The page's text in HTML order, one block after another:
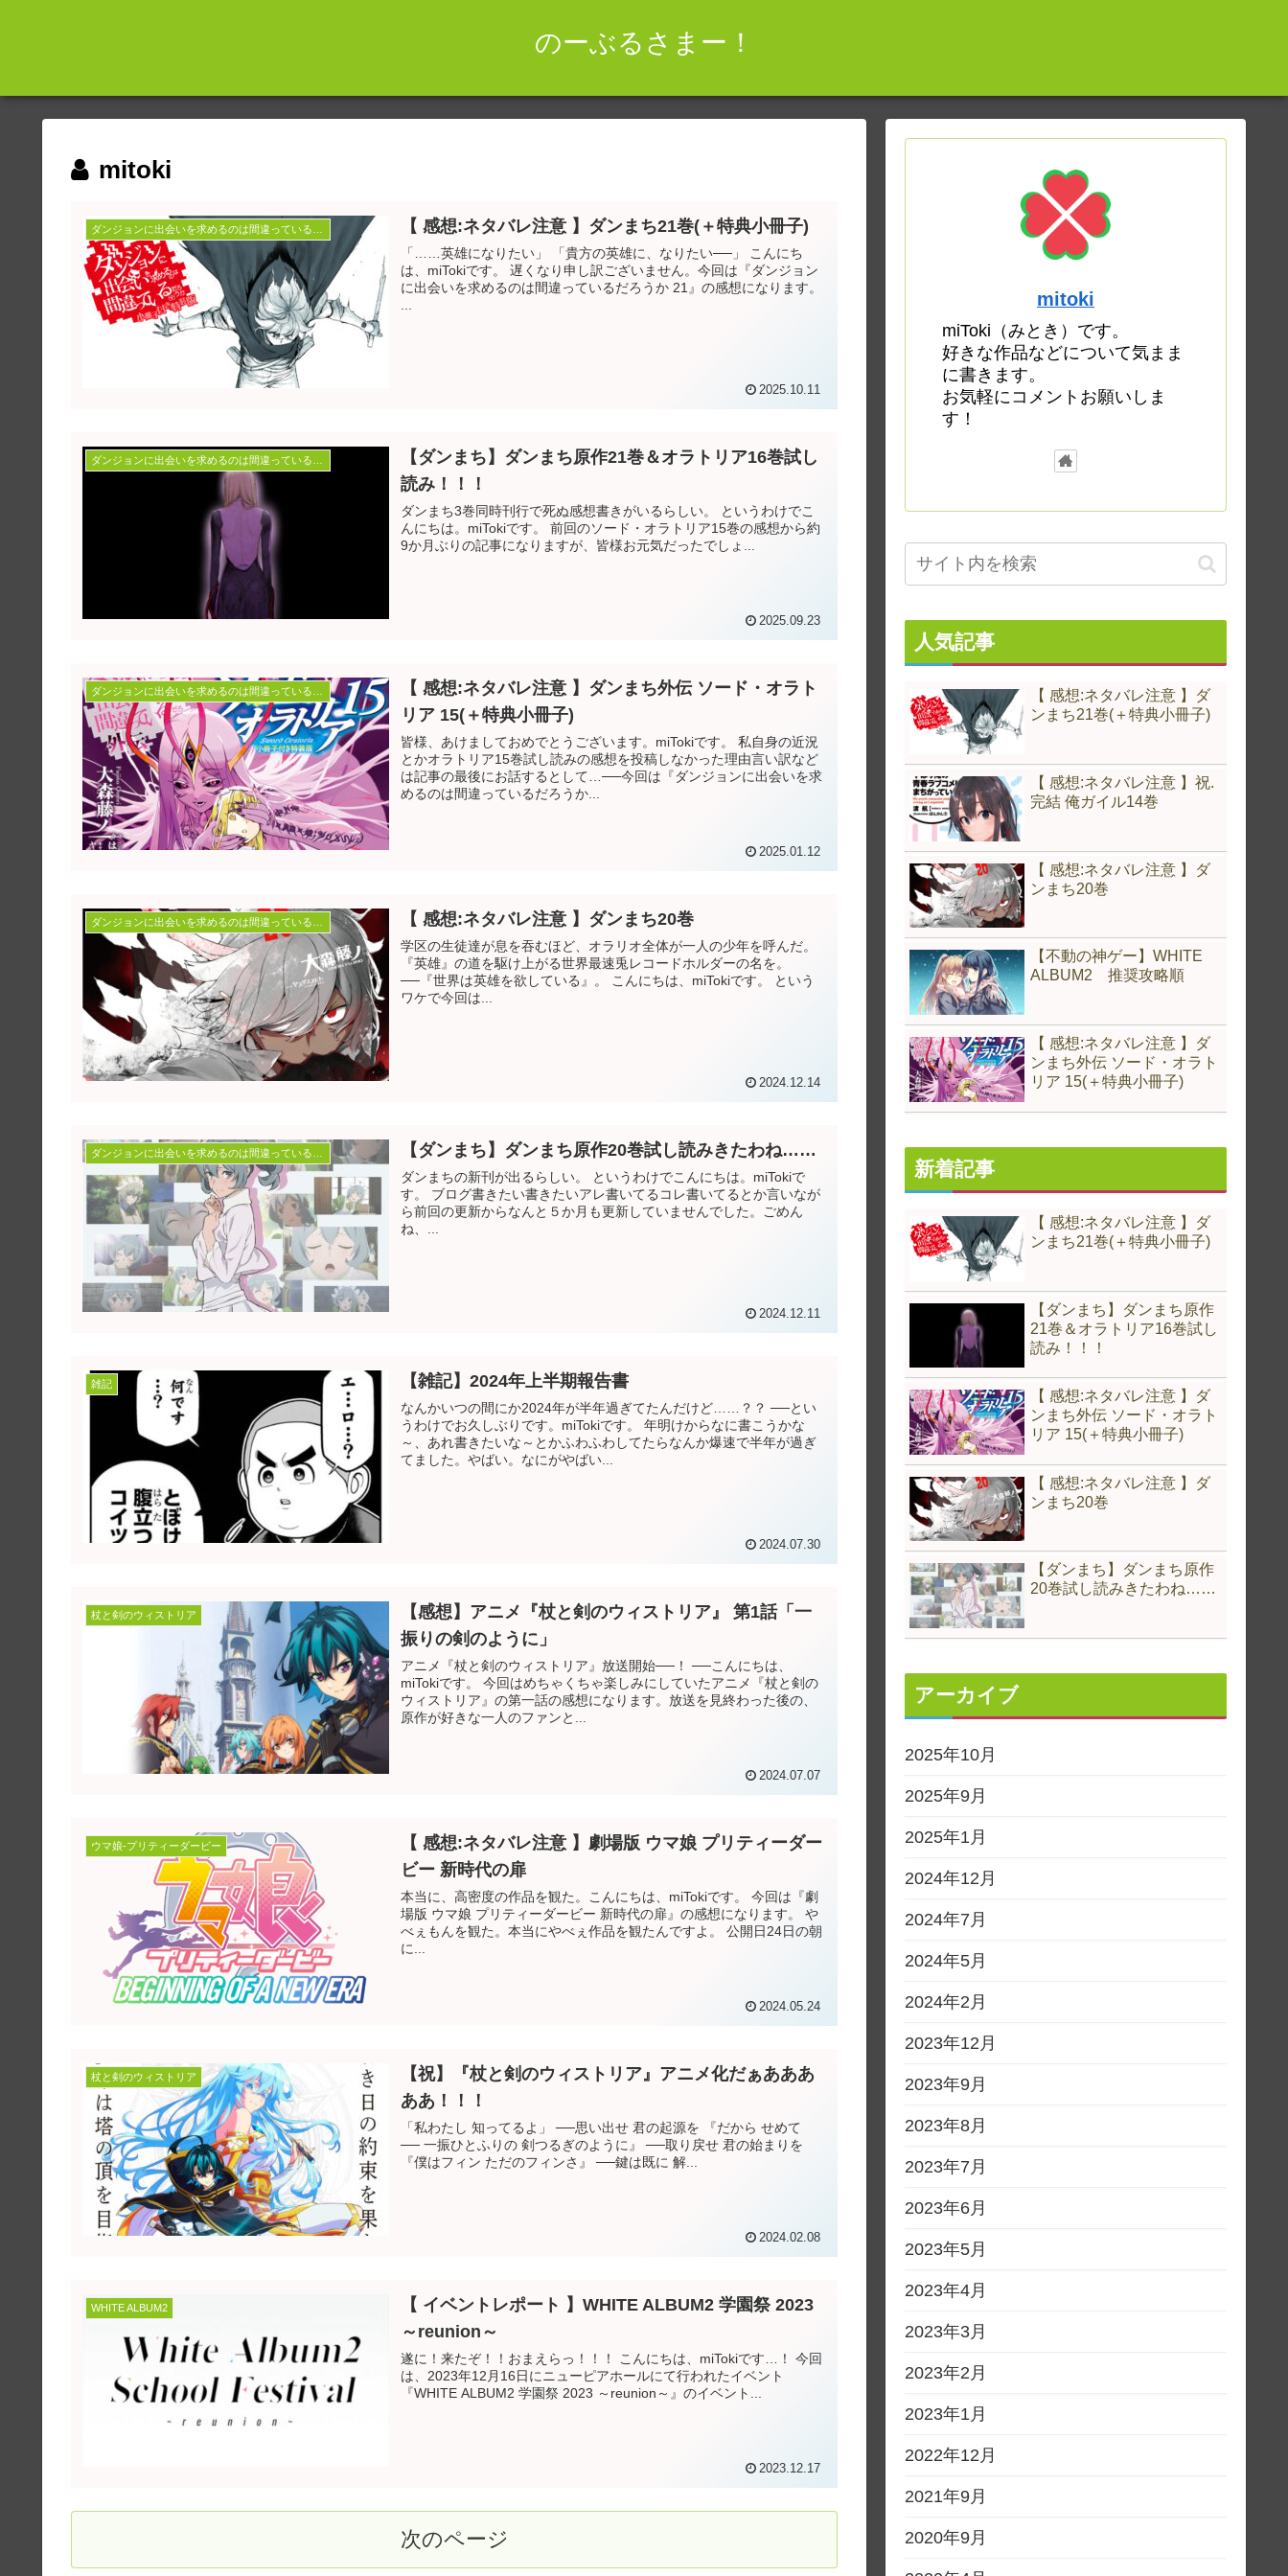
のーぶるさまー！
mitoki
【 感想:ネタバレ注意 】ダンまち21巻(＋特典小冊子)
「……英雄になりたい」 「貴方の英雄に、なりたい──」 こんにち
は、miTokiです。 遅くなり申し訳ございません。今回は『ダンジョン
に出会いを求めるのは間違っているだろうか 21』の感想になります。
2025.10.11
【ダンまち】ダンまち原作21巻＆オラトリア16巻試し
読み！！！
ダンまち3巻同時刊行で死ぬ感想書きがいるらしい。 というわけでこ
んにちは。miTokiです。 前回のソード・オラトリア15巻の感想から約
9か月ぶりの記事になりますが、皆様お元気だったでしょ...
2025.09.23
【 感想:ネタバレ注意 】ダンまち外伝 ソード・オラト
リア 15(＋特典小冊子)
皆様、あけましておめでとうございます。miTokiです。 私自身の近況
とかオラトリア15巻試し読みの感想を投稿しなかった理由言い訳など
は記事の最後にお話するとして…──今回は『ダンジョンに出会いを求
めるのは間違っているだろうか...
2025.01.12
【 感想:ネタバレ注意 】ダンまち20巻
学区の生徒達が息を吞むほど、オラリオ全体が一人の少年を呼んだ。
『英雄』の道を駆け上がる世界最速兎レコードホルダーの名を。
──『世界は英雄を欲している』。 こんにちは、miTokiです。 という
ワケで今回は...
2024.12.14
【ダンまち】ダンまち原作20巻試し読みきたわね……
ダンまちの新刊が出るらしい。 というわけでこんにちは。miTokiで
す。 ブログ書きたい書きたいアレ書いてるコレ書いてるとか言いなが
ら前回の更新からなんと５か月も更新していませんでした。ごめん
ね、...
2024.12.11
雑記 【雑記】2024年上半期報告書
なんかいつの間にか2024年が半年過ぎてたんだけど……？？ ──とい
うわけでお久しぶりです。miTokiです。 年明けからなに書こうかな
～、あれ書きたいな～とかふわふわしてたらなんか爆速で半年が過ぎ
てました。やばい。なにがやばい...
2024.07.30
杖と剣のウィストリア
【感想】アニメ『杖と剣のウィストリア』 第1話「一
振りの剣のように」
アニメ『杖と剣のウィストリア』放送開始──！ ──こんにちは、
miTokiです。 今回はめちゃくちゃ楽しみにしていたアニメ『杖と剣の
ウィストリア』の第一話の感想になります。放送を見終わった後の、
原作が好きな一人のファンと...
2024.07.07
ウマ娘-プリティーダービー
【 感想:ネタバレ注意 】劇場版 ウマ娘 プリティーダー
ビー 新時代の扉
本当に、高密度の作品を観た。こんにちは、miTokiです。 今回は『劇
場版 ウマ娘 プリティーダービー 新時代の扉』の感想になります。 や
べぇもんを観た。本当にやべぇ作品を観たんですよ。 公開日24日の朝
に...
2024.05.24
杖と剣のウィストリア
【祝】『杖と剣のウィストリア』アニメ化だぁあああ
ああ！！！
「私わたし 知ってるよ」 ──思い出せ 君の起源を 『だから せめて
── 一振ひとふりの 剣つるぎのように』 ──取り戻せ 君の始まりを
『僕はフィン ただのフィンさ』 ──鍵は既に 解...
2024.02.08
WHITE ALBUM2
【 イベントレポート 】WHITE ALBUM2 学園祭 2023
～reunion～
遂に！来たぞ！！おまえらっ！！！ こんにちは、miTokiです…！ 今回
は、2023年12月16日にニューピアホールにて行われたイベント
『WHITE ALBUM2 学園祭 2023 ～reunion～』のイベント...
2023.12.17
次のページ
mitoki
miToki（みとき）です。
好きな作品などについて気まま
に書きます。
お気軽にコメントお願いしま
す！
人気記事
【 感想:ネタバレ注意 】ダ
ンまち21巻(＋特典小冊子)
【 感想:ネタバレ注意 】祝.
完結 俺ガイル14巻
【 感想:ネタバレ注意 】ダ
ンまち20巻
【不動の神ゲー】WHITE
ALBUM2 推奨攻略順
【 感想:ネタバレ注意 】ダ
ンまち外伝 ソード・オラト
リア 15(＋特典小冊子)
新着記事
【 感想:ネタバレ注意 】ダ
ンまち21巻(＋特典小冊子)
【ダンまち】ダンまち原作
21巻＆オラトリア16巻試し
読み！！！
【 感想:ネタバレ注意 】ダ
ンまち外伝 ソード・オラト
リア 15(＋特典小冊子)
【 感想:ネタバレ注意 】ダ
ンまち20巻
【ダンまち】ダンまち原作
20巻試し読みきたわね……
アーカイブ
2025年10月
2025年9月
2025年1月
2024年12月
2024年7月
2024年5月
2024年2月
2023年12月
2023年9月
2023年8月
2023年7月
2023年6月
2023年5月
2023年4月
2023年3月
2023年2月
2023年1月
2022年12月
2021年9月
2020年9月